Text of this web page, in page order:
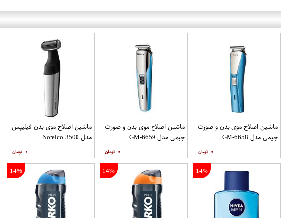
ماشین اصلاح موی بدن و صورت
جیمی مدل GM-6658
۰
ماشین اصلاح موی بدن و صورت
جیمی مدل GM-6659
۰
ماشین اصلاح موی بدن فیلیپس
مدل Norelco 3500
۰
14%
14%
14%